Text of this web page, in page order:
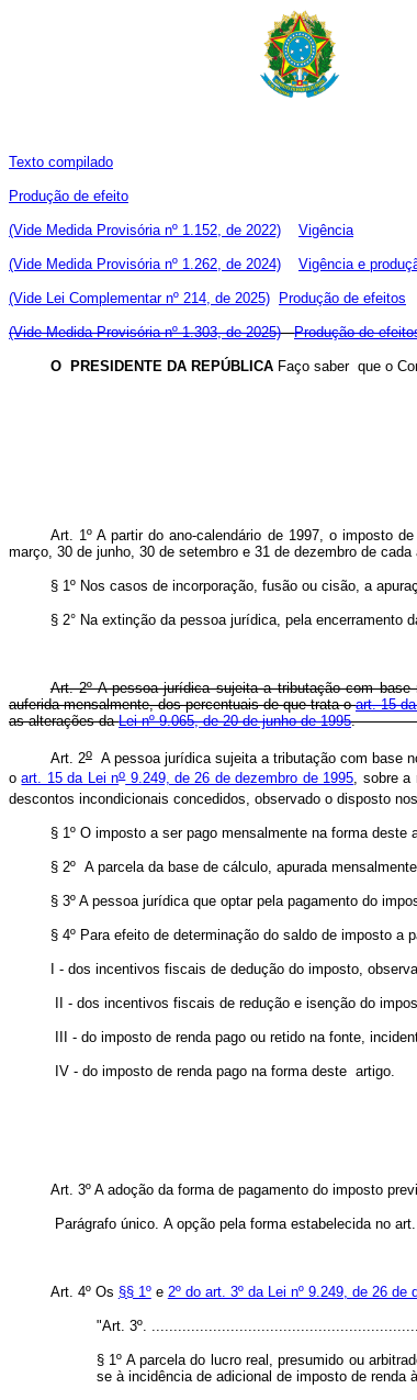
Texto compilado
Produção de efeito
(Vide Medida Provisória nº 1.152, de 2022) Vigência
(Vide Medida Provisória nº 1.262, de 2024) Vigência e
(Vide Lei Complementar nº 214, de 2025) Produção de efeitos
(Vide Medida Provisória nº 1.303, de 2025) Produção de
O PRESIDENTE DA REPÚBLICA Faço saber que o
Art. 1º A partir do ano-calendário de 1997, o imposto
março, 30 de junho, 30 de setembro e 31 de dezembro de
§ 1º Nos casos de incorporação, fusão ou cisão, a
§ 2° Na extinção da pessoa jurídica, pela encerramento
Art. 2º A pessoa jurídica sujeita a tributação com
auferida mensalmente, dos percentuais de que trata oart. 15
as alterações daLei nº 9.065, de 20 de junho de 1995.
Art. 2oA pessoa jurídica sujeita a tributação com base
oart. 15 da Lei no9.249, de 26 de dezembro de 1995, sobre a
descontos incondicionais concedidos, observado o disposto nos
§ 1º O imposto a ser pago mensalmente na forma
§ 2º A parcela da base de cálculo, apurada
§ 3º A pessoa jurídica que optar pela pagamento do
§ 4º Para efeito de determinação do saldo de imposto a
I - dos incentivos fiscais de dedução do imposto,
II - dos incentivos fiscais de redução e isenção do
III - do imposto de renda pago ou retido na fonte,
IV - do imposto de renda pago na forma deste artigo.
Art. 3º A adoção da forma de pagamento do imposto
Parágrafo único. A opção pela forma estabelecida no
Art. 4º Os §§ 1ºe 2º do art. 3º da Lei nº 9.249, de 26 de
"Art. 3º.
§ 1º A parcela do lucro real, presumido ou
se à incidência de adicional de imposto de renda